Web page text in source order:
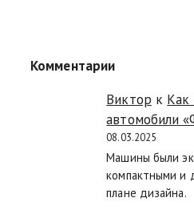
Комментарии
Виктор к Как
автомобили
08.03.2025
Машины были
компактными и
плане дизайна.